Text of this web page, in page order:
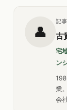
👤
記
宅
ン
業
会